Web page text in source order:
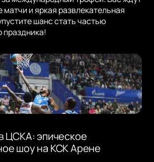
и яркая развлекательная
шанс стать частью
праздника!
ЦСКА: эпическое
шоу на КСК Арене